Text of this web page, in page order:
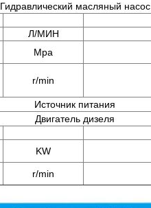
Гидравлический масляный насос
Л/МИН
Mpa
r/min
Источник питания
Двигатель дизеля
KW
r/min